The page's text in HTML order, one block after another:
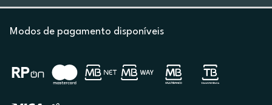
Modos de pagamento disponíveis